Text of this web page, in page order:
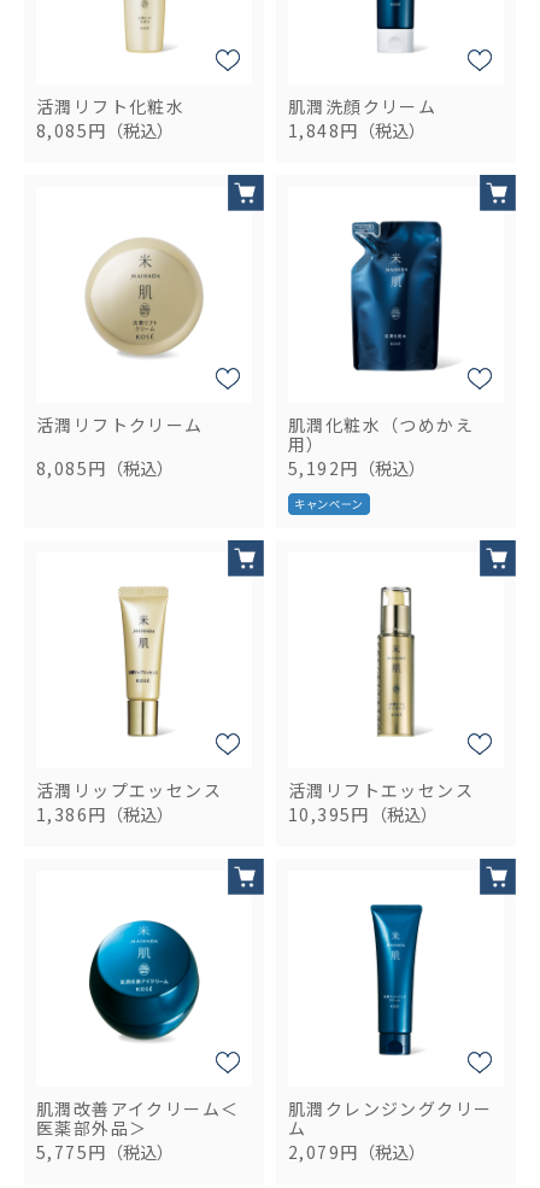
活潤リフト化粧水
8,085円 （税込）
肌潤洗顔クリーム
1,848円 （税込）
活潤リフトクリーム
8,085円 （税込）
肌潤化粧水（つめかえ
用）
5,192円 （税込）
活潤リップエッセンス
1,386円 （税込）
活潤リフトエッセンス
10,395円 （税込）
肌潤改善アイクリーム＜
医薬部外品＞
5,775円 （税込）
肌潤クレンジングクリー
ム
2,079円 （税込）